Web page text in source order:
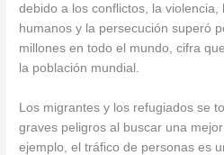
debido a los conflictos, la
humanos y la persecución superó
millones en todo el mundo, cifra
la población mundial.
Los migrantes y los refugiados se
graves peligros al buscar una
ejemplo, el tráfico de personas es